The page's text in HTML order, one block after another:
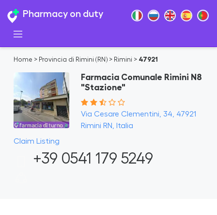
Pharmacy on duty
Home > Provincia di Rimini (RN) > Rimini > 47921
Farmacia Comunale Rimini N8
"Stazione"
Via Cesare Clementini, 34, 47921
Rimini RN, Italia
Claim Listing
+39 0541 179 5249